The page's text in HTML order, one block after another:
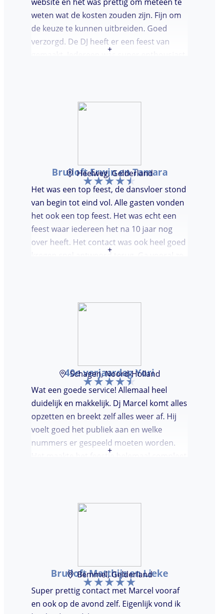
weten wat de kosten zouden zijn. Fijn om
de keuze te kunnen uitbreiden. Goed
verzorgd. De DJ heeft er een feest van
gemaakt. Iedereen was super enthousiast,
ik en mijn gasten genieten nog heerlijk na.
+
Bruiloft Erwin en Tamara
Heelweg, Gelderland
Het was een top feest, de dansvloer stond
van begin tot eind vol. Alle gasten vonden
het ook een top feest. Het was echt een
feest waar iedereen het na 10 jaar nog
over heeft. Het contact was ook heel goed
kregen snel antwoord terug. Ga vooral zo
+
40e verjaardag Yori
Schagen, Noord-Holland
Wat een goede service! Allemaal heel
duidelijk en makkelijk. Dj Marcel komt alles
opzetten en breekt zelf alles weer af. Hij
voelt goed het publiek aan en welke
nummers er gespeeld moeten worden.
Het maakte het feestje helemaal compleet
+
Bruiloft Matthijs en Lieke
Bemmel, Gelderland
Super prettig contact met Marcel vooraf
en ook op de avond zelf. Eigenlijk vond ik